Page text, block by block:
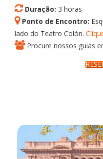
Duração: 3 horas
Ponto de Encontro:
lado do Teatro Colón.
Procure nossos guias